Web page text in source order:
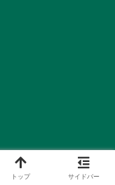
トップ サイドバー